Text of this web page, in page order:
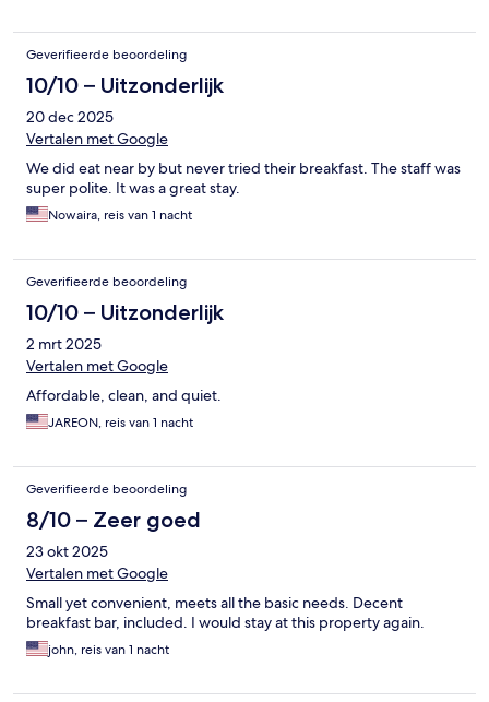
Geverifieerde beoordeling
10/10 – Uitzonderlijk
20 dec 2025
Vertalen met Google
We did eat near by but never tried their breakfast. The staff was
super polite. It was a great stay.
Nowaira, reis van 1 nacht
Geverifieerde beoordeling
10/10 – Uitzonderlijk
2 mrt 2025
Vertalen met Google
Affordable, clean, and quiet.
JAREON, reis van 1 nacht
Geverifieerde beoordeling
8/10 – Zeer goed
23 okt 2025
Vertalen met Google
Small yet convenient, meets all the basic needs. Decent
breakfast bar, included. I would stay at this property again.
john, reis van 1 nacht